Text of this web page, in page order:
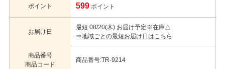
ポイント 599 ポイント
お届け日
最短 08/20(木) お届け予定※在庫△
⇒地域ごとの最短お届け日はこちら
商品番号
商品コード
商品番号:TR-9214